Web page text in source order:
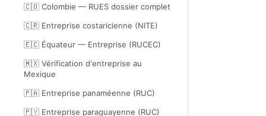
🇨🇴 Colombie — RUES dossier complet
🇨🇷 Entreprise costaricienne (NITE)
🇪🇨 Équateur — Entreprise (RUCEC)
🇲🇽 Vérification d'entreprise au
Mexique
🇵🇦 Entreprise panaméenne (RUC)
🇵🇾 Entreprise paraguayenne (RUC)